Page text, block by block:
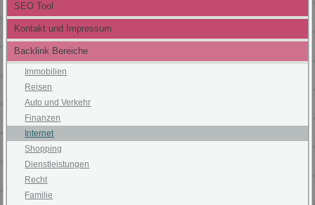
SEO Tool
Kontakt und Impressum
Backlink Bereiche
Immobilien
Reisen
Auto und Verkehr
Finanzen
Internet
Shopping
Dienstleistungen
Recht
Familie